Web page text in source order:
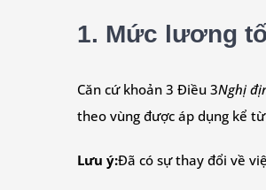
1. Mức lương
Căn cứ khoản 3 Điều 3Nghị
theo vùng được áp dụng kể
Lưu ý:Đã có sự thay đổi về